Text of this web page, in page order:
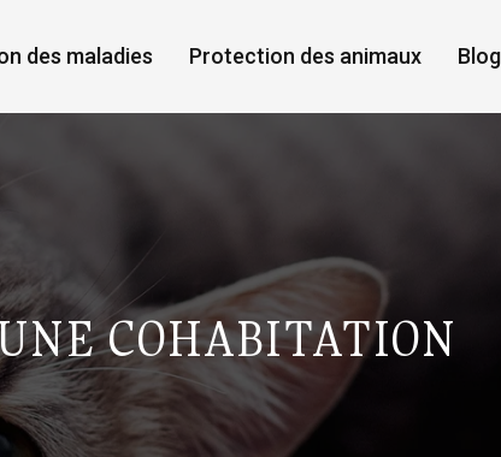
des maladies Protection des animaux Blog
COHABITATION